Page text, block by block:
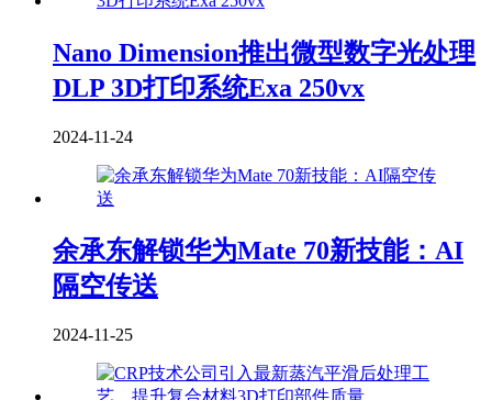
Nano Dimension推出微型数字光处理
DLP 3D打印系统Exa 250vx
2024-11-24
余承东解锁华为Mate 70新技能：AI
隔空传送
2024-11-25